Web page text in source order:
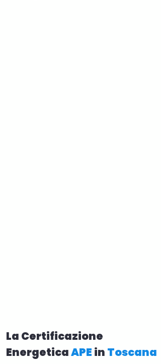
La Certificazione
EnergeticaAPE in Toscana